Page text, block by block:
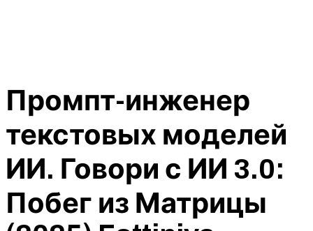
Промпт-инженер
текстовых моделей
ИИ. Говори с ИИ 3.0:
Побег из Матрицы